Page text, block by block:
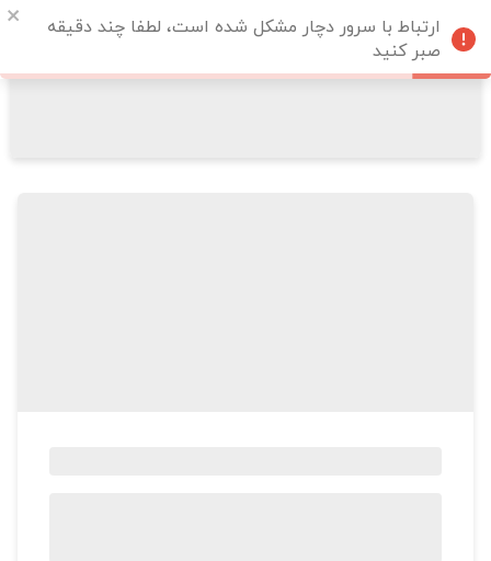
ارتباط با سرور دچار مشکل شده است، لطفا چند دقیقه
صبر کنید